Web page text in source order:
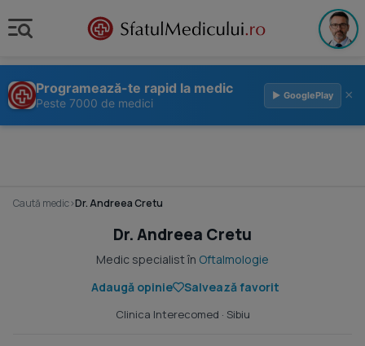
Programează-te rapid la medic
Peste 7000 de medici
▶ GooglePlay ×
Caută medic›Dr. Andreea Cretu
Dr. Andreea Cretu
Medic specialist în Oftalmologie
Adaugă opinie
Salvează favorit
Clinica Interecomed · Sibiu